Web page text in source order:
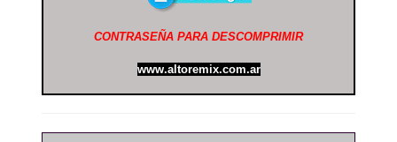
CONTRASEÑA PARA DESCOMPRIMIR
www.altoremix.com.ar